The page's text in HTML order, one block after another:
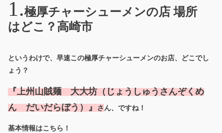
極厚チャーシューメンの店 場所
はどこ？高崎市
というわけで、早速この極厚チャーシューメンのお店、どこでし
ょう？
『上州山賊麺 大大坊（じょうしゅうさんぞくめ
ん だいだらぼう）』
さん、ですね！
基本情報はこちら！